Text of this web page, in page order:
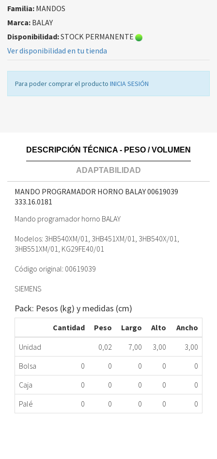
Familia: MANDOS
Marca: BALAY
Disponibilidad:STOCK PERMANENTE
Ver disponibilidad en tu tienda
Para poder comprar el producto INICIA SESIÓN
DESCRIPCIÓN TÉCNICA - PESO / VOLUMEN
ADAPTABILIDAD
MANDO PROGRAMADOR HORNO BALAY 00619039
333.16.0181
Mando programador horno BALAY
Modelos: 3HB540XM/01, 3HB451XM/01, 3HB540X/01,
3HB551XM/01, KG29FE40/01
Código original: 00619039
SIEMENS
Pack: Pesos (kg) y medidas (cm)
Cantidad Peso Largo Alto
Ancho
Unidad
0,02 7,00 3,00
3,00
Bolsa
0 0 0 0
0
Caja
0 0 0 0
0
Palé
0 0 0 0 0